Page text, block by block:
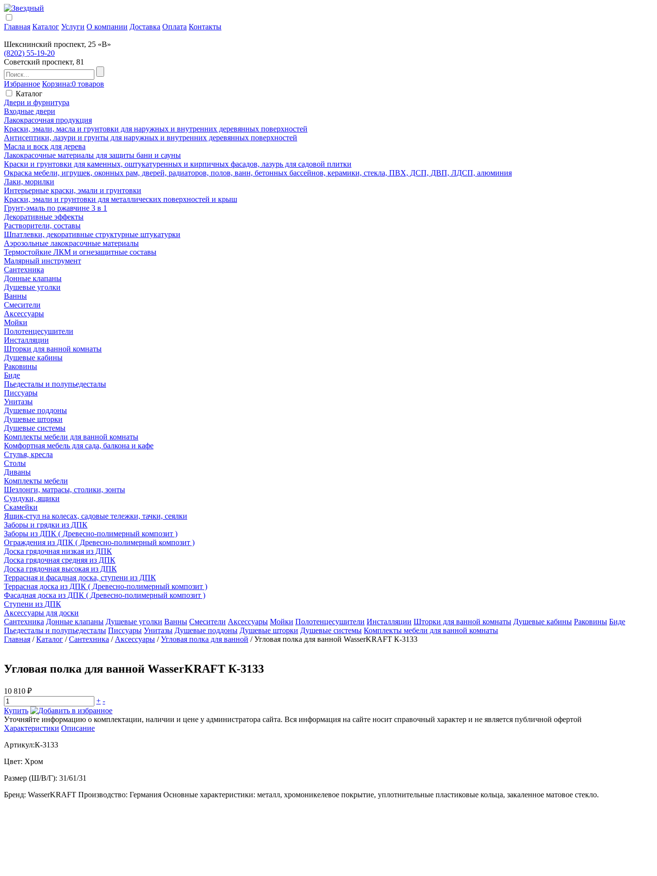
Главная Каталог Услуги О компании Доставка Оплата Контакты
Шекснинский проспект, 25 «В»
(8202) 55-19-20
Советский проспект, 81
Избранное Корзина:0 товаров
Каталог
Двери и фурнитура
Входные двери
Лакокрасочная продукция
Краски, эмали, масла и грунтовки для наружных и внутренних деревянных поверхностей
Антисептики, лазури и грунты для наружных и внутренних деревянных поверхностей
Масла и воск для дерева
Лакокрасочные материалы для защиты бани и сауны
Краски и грунтовки для каменных, оштукатуренных и кирпичных фасадов, лазурь для садовой плитки
Окраска мебели, игрушек, оконных рам, дверей, радиаторов, полов, ванн, бетонных бассейнов, керамики, стекла, ПВХ, ДСП, ДВП, ЛДСП, алюминия
Лаки, морилки
Интерьерные краски, эмали и грунтовки
Краски, эмали и грунтовки для металлических поверхностей и крыш
Грунт-эмаль по ржавчине 3 в 1
Декоративные эффекты
Растворители, составы
Шпатлевки, декоративные структурные штукатурки
Аэрозольные лакокрасочные материалы
Термостойкие ЛКМ и огнезащитные составы
Малярный инструмент
Сантехника
Донные клапаны
Душевые уголки
Ванны
Смесители
Аксессуары
Мойки
Полотенцесушители
Инсталляции
Шторки для ванной комнаты
Душевые кабины
Раковины
Биде
Пьедесталы и полупьедесталы
Писсуары
Унитазы
Душевые поддоны
Душевые шторки
Душевые системы
Комплекты мебели для ванной комнаты
Комфортная мебель для сада, балкона и кафе
Стулья, кресла
Столы
Диваны
Комплекты мебели
Шезлонги, матрасы, столики, зонты
Сундуки, ящики
Скамейки
Ящик-стул на колесах, садовые тележки, тачки, сеялки
Заборы и грядки из ДПК
Заборы из ДПК ( Древесно-полимерный композит )
Ограждения из ДПК ( Древесно-полимерный композит )
Доска грядочная низкая из ДПК
Доска грядочная средняя из ДПК
Доска грядочная высокая из ДПК
Террасная и фасадная доска, ступени из ДПК
Террасная доска из ДПК ( Древесно-полимерный композит )
Фасадная доска из ДПК ( Древесно-полимерный композит )
Ступени из ДПК
Аксессуары для доски
Сантехника Донные клапаны Душевые уголки Ванны Смесители Аксессуары Мойки Полотенцесушители Инсталляции Шторки для ванной комнаты Душевые кабины Раковины Биде
Пьедесталы и полупьедесталы Писсуары Унитазы Душевые поддоны Душевые шторки Душевые системы Комплекты мебели для ванной комнаты
Главная / Каталог / Сантехника / Аксессуары / Угловая полка для ванной /Угловая полка для ванной WasserKRAFT К-3133
Угловая полка для ванной WasserKRAFT К-3133
10 810 ₽
+ -
Купить
Уточняйте информацию о комплектации, наличии и цене у администратора сайта. Вся информация на сайте носит справочный характер и не является публичной офертой
Характеристики Описание
Артикул:К-3133
Цвет: Хром
Размер (Ш/В/Г): 31/61/31
Бренд: WasserKRAFT Производство: Германия Основные характеристики: металл, хромоникелевое покрытие, уплотнительные пластиковые кольца, закаленное матовое стекло.